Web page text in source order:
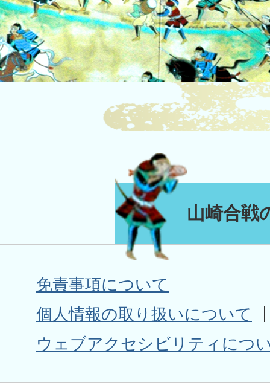
山崎合戦
免責事項について
個人情報の取り扱いについて
ウェブアクセシビリティにつ